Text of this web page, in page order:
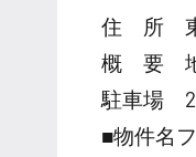
住 所 東
概 要 地
駐車場
■物件名